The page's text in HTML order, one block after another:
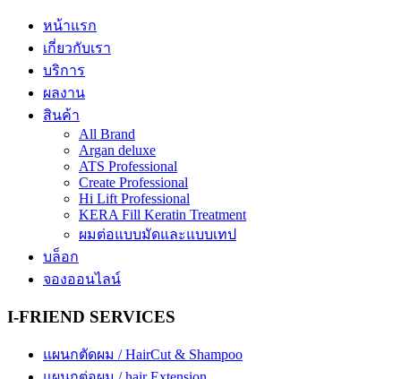
หน้าแรก
เกี่ยวกับเรา
บริการ
ผลงาน
สินค้า
All Brand
Argan deluxe
ATS Professional
Create Professional
Hi Lift Professional
KERA Fill Keratin Treatment
ผมต่อแบบมัดและแบบเทป
บล็อก
จองออนไลน์
I-FRIEND SERVICES
แผนกตัดผม / HairCut & Shampoo